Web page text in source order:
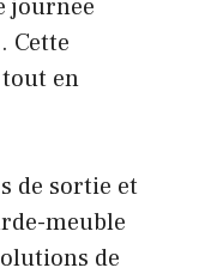
journée
Cette
en
de sortie et
meuble
de